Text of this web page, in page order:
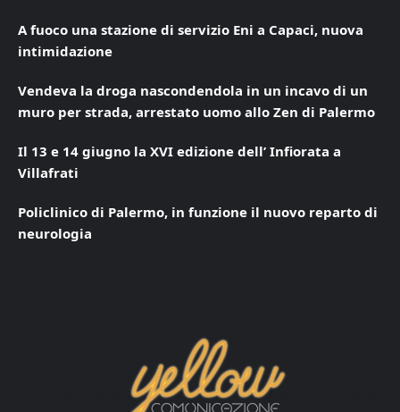
A fuoco una stazione di servizio Eni a Capaci, nuova
intimidazione
Vendeva la droga nascondendola in un incavo di un
muro per strada, arrestato uomo allo Zen di Palermo
Il 13 e 14 giugno la XVI edizione dell’ Infiorata a
Villafrati
Policlinico di Palermo, in funzione il nuovo reparto di
neurologia